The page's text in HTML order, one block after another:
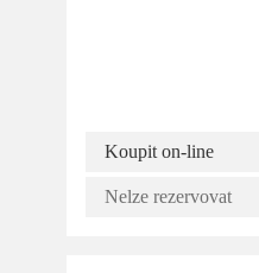
Koupit on-line
Nelze rezervovat